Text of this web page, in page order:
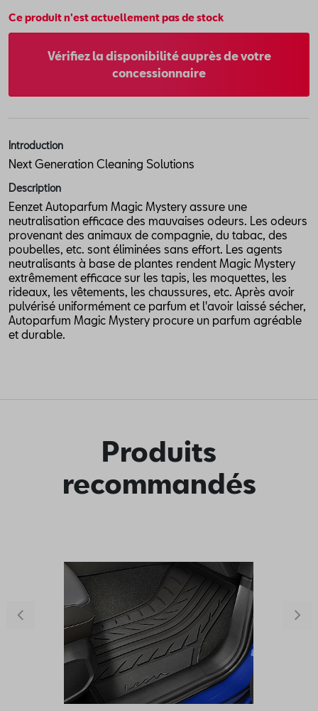
Ce produit n'est actuellement pas de stock
Vérifiez la disponibilité auprès de votre
concessionnaire
Introduction
Next Generation Cleaning Solutions
Description
Eenzet Autoparfum Magic Mystery assure une
neutralisation efficace des mauvaises odeurs. Les odeurs
provenant des animaux de compagnie, du tabac, des
poubelles, etc. sont éliminées sans effort. Les agents
neutralisants à base de plantes rendent Magic Mystery
extrêmement efficace sur les tapis, les moquettes, les
rideaux, les vêtements, les chaussures, etc. Après avoir
pulvérisé uniformément ce parfum et l'avoir laissé sécher,
Autoparfum Magic Mystery procure un parfum agréable
et durable.
Produits
recommandés